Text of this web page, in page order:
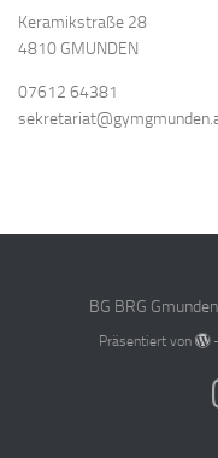
Keramikstraße 28
4810 GMUNDEN
07612 64381
BG BRG
Präsentiert von -